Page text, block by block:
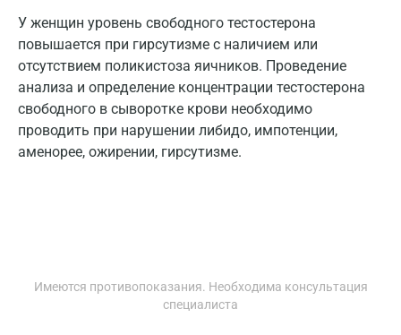
У женщин уровень свободного тестостерона
повышается при гирсутизме с наличием или
отсутствием поликистоза яичников. Проведение
анализа и определение концентрации тестостерона
свободного в сыворотке крови необходимо
проводить при нарушении либидо, импотенции,
аменорее, ожирении, гирсутизме.
Лабинск
Липецк
Лобня
Люберцы
Мытищи
Имеются противопоказания. Необходима консультация
специалиста